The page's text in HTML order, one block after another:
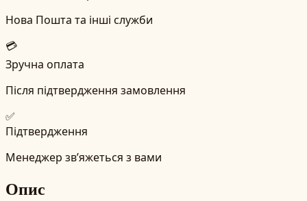
Нова Пошта та інші служби
💳
Зручна оплата
Після підтвердження замовлення
✅
Підтвердження
Менеджер зв’яжеться з вами
Опис